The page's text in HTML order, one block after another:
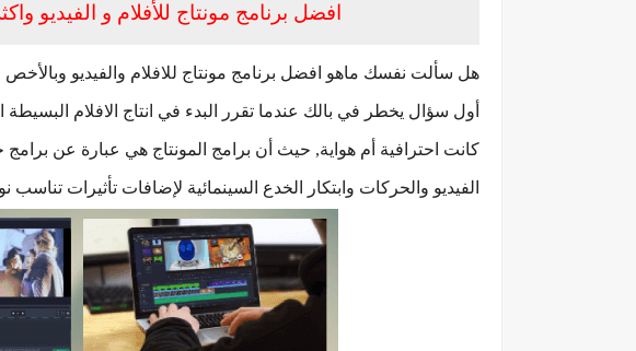
افضل برنامج مونتاج للأفلام و الفيديو
هل سألت نفسك ماهو افضل برنامج مونتاج للافلام والفيديو
أول سؤال يخطر في بالك عندما تقرر البدء في انتاج الافلام البسيطة
كانت احترافية أم هواية, حيث أن برامج المونتاج هي عبارة عن برامج
الفيديو والحركات وابتكار الخدع السينمائية لإضافات تأثيرات تناسب